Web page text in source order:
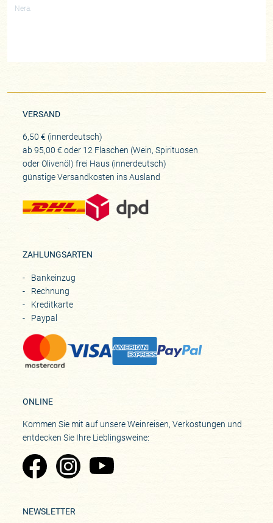
Nera.
VERSAND
6,50 € (innerdeutsch)
ab 95,00 € oder 12 Flaschen (Wein, Spirituosen
oder Olivenöl) frei Haus (innerdeutsch)
günstige Versandkosten ins Ausland
ZAHLUNGSARTEN
Bankeinzug
Rechnung
Kreditkarte
Paypal
ONLINE
Kommen Sie mit auf unsere Weinreisen, Verkostungen und
entdecken Sie Ihre Lieblingsweine:
Zu Pinard's Facebook-Seite
Zu Pinard's Instagram-Seite
Zu Pinard's YouTube-Seite
NEWSLETTER